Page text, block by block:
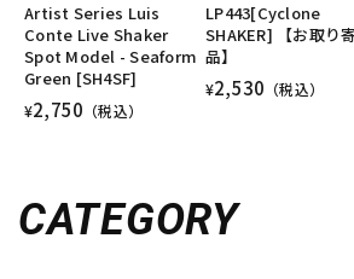
Artist Series Luis
Conte Live Shaker
Spot Model - Seaform
Green [SH4SF]
¥2,750 （税込）
LP443[Cyclone
SHAKER] 【お取り
品】
¥2,530 （税込）
CATEGORY